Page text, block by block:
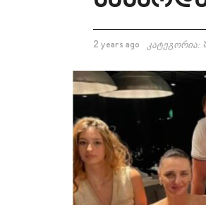
2 years ago კატეგორია: